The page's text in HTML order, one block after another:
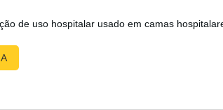
de uso hospitalar usado em camas